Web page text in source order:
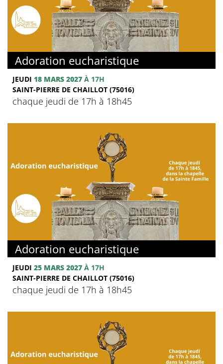
Adoration eucharistique
JEUDI 18 MARS 2027 À 17H
SAINT-PIERRE DE CHAILLOT (75016)
chaque jeudi de 17h à 18h45
Adoration eucharistique
JEUDI 25 MARS 2027 À 17H
SAINT-PIERRE DE CHAILLOT (75016)
chaque jeudi de 17h à 18h45